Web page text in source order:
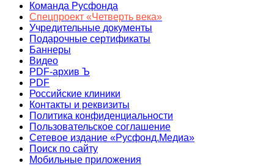
Команда Русфонда
Спецпроект «Четверть века»
Учредительные документы
Подарочные сертификаты
Баннеры
Видео
PDF-архив Ъ
PDF
Российские клиники
Контакты и реквизиты
Политика конфиденциальности
Пользовательское соглашение
Сетевое издание «Русфонд.Медиа»
Поиск по сайту
Мобильные приложения